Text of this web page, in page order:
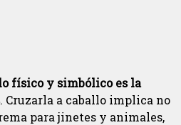
físico y simbólico es la
. Cruzarla a caballo implica no
para jinetes y animales,